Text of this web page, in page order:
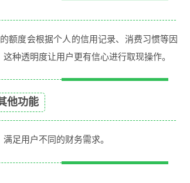
额度会根据个人的信用记录、消费习惯等因
种透明度让用户更有信心进行取现操作。
他功能
足用户不同的财务需求。